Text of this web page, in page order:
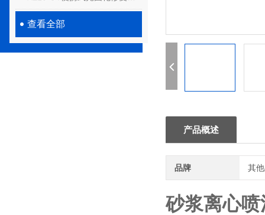
查看全部
产品概述
品牌 其
砂浆离心